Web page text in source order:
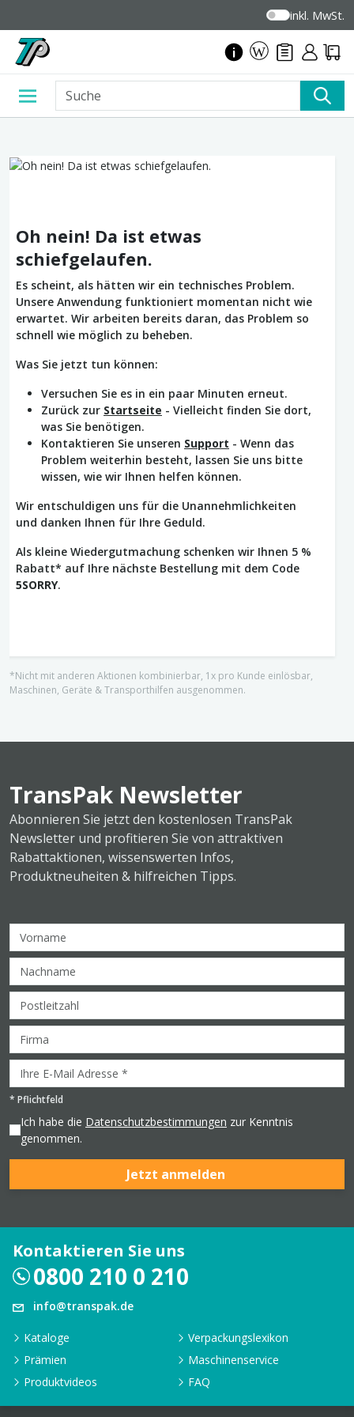
inkl. MwSt.
Oh nein! Da ist etwas
schiefgelaufen.
Es scheint, als hätten wir ein technisches Problem.
Unsere Anwendung funktioniert momentan nicht wie
erwartet. Wir arbeiten bereits daran, das Problem so
schnell wie möglich zu beheben.
Was Sie jetzt tun können:
Versuchen Sie es in ein paar Minuten erneut.
Zurück zur Startseite - Vielleicht finden Sie dort,
was Sie benötigen.
Kontaktieren Sie unseren Support - Wenn das
Problem weiterhin besteht, lassen Sie uns bitte
wissen, wie wir Ihnen helfen können.
Wir entschuldigen uns für die Unannehmlichkeiten
und danken Ihnen für Ihre Geduld.
Als kleine Wiedergutmachung schenken wir Ihnen 5 %
Rabatt* auf Ihre nächste Bestellung mit dem Code
5SORRY.
*Nicht mit anderen Aktionen kombinierbar, 1x pro Kunde einlösbar,
Maschinen, Geräte & Transporthilfen ausgenommen.
TransPak Newsletter
Abonnieren Sie jetzt den kostenlosen TransPak
Newsletter und profitieren Sie von attraktiven
Rabattaktionen, wissenswerten Infos,
Produktneuheiten & hilfreichen Tipps.
* Pflichtfeld
Ich habe die Datenschutzbestimmungen zur Kenntnis
genommen.
Jetzt anmelden
Kontaktieren Sie uns
0800 210 0 210
info@transpak.de
Kataloge
Verpackungslexikon
Prämien
Maschinenservice
Produktvideos
FAQ